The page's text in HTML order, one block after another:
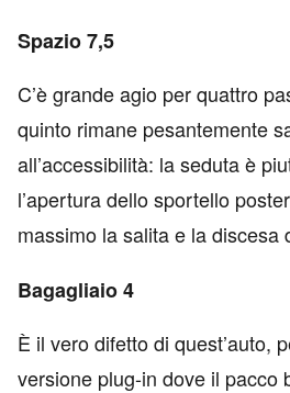
Spazio 7,5
C’è grande agio per quattro
quinto rimane pesantemente
all’accessibilità: la seduta è
l’apertura dello sportello
massimo la salita e la discesa
Bagagliaio 4
È il vero difetto di quest’auto,
versione plug-in dove il pacco